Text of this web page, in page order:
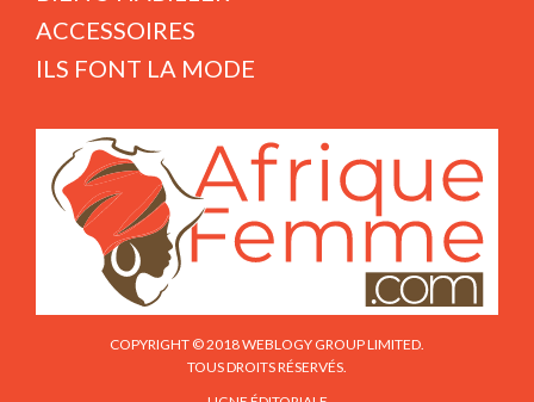
ACCESSOIRES
ILS FONT LA MODE
COPYRIGHT © 2018 WEBLOGY GROUP LIMITED.
TOUS DROITS RÉSERVÉS.